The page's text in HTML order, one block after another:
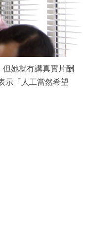
她就冇講真實片酬
示「人工當然希望